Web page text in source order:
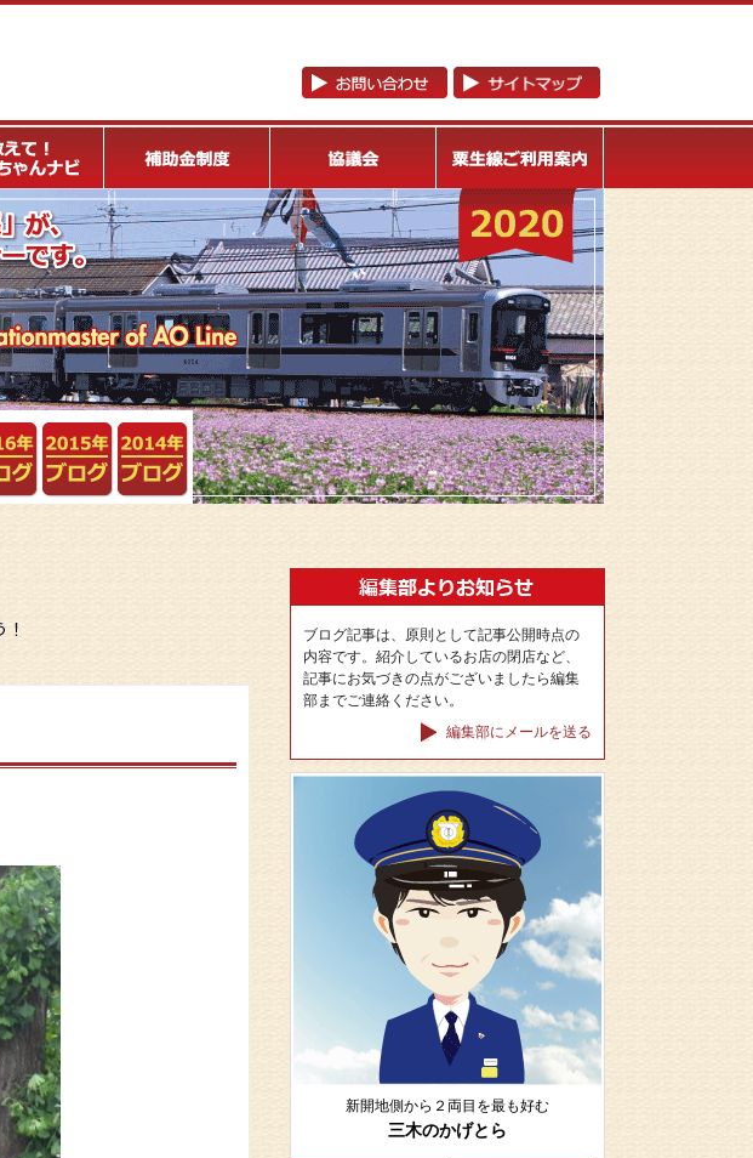
ブログ記事は、原則として記事公開時点の
内容です。紹介しているお店の閉店など、
記事にお気づきの点がございましたら編集
部までご連絡ください。
編集部にメールを送る
新開地側から２両目を最も好む
三木のかげとら